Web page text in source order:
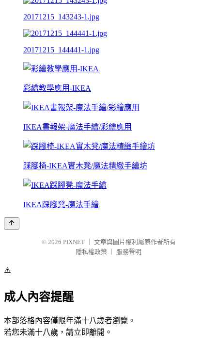
20171215_143243-1.jpg
20171215_144441-1.jpg
彩繪教學應用-IKEA
IKEA書報架-魔法手繪/彩繪應用
踩腳椅-IKEA實木凳/魔法精緻手繪坊
IKEA踩腳凳-魔法手繪
© 2026 PIXNET
文章與圖片權利屬原作者所有
隱私權政策
服務聲明
⚠️
成人內容提醒
本部落格內容僅限年滿十八歲者瀏覽。
若您未滿十八歲，請立即離開。